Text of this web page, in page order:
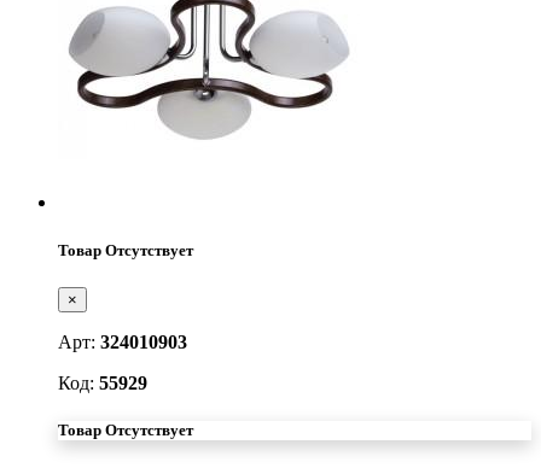
Товар Отсутствует
×
Арт: 324010903
Код: 55929
Товар Отсутствует